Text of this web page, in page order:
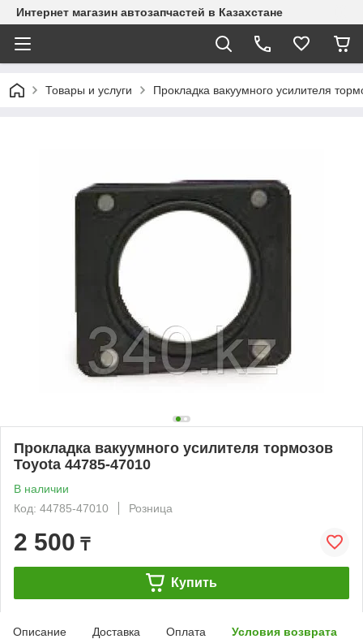
Интернет магазин автозапчастей в Казахстане
Товары и услуги Прокладка вакуумного усилителя
Прокладка вакуумного усилителя тормозов
Toyota 44785-47010
В наличии
Код: 44785-47010
Розница
2 500 ₸
Купить
Описание Доставка Оплата Условия возврата